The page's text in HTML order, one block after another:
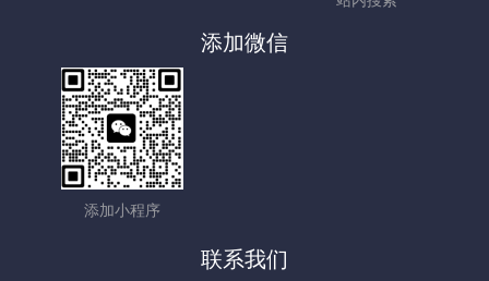
添加微信
添加小程序
联系我们